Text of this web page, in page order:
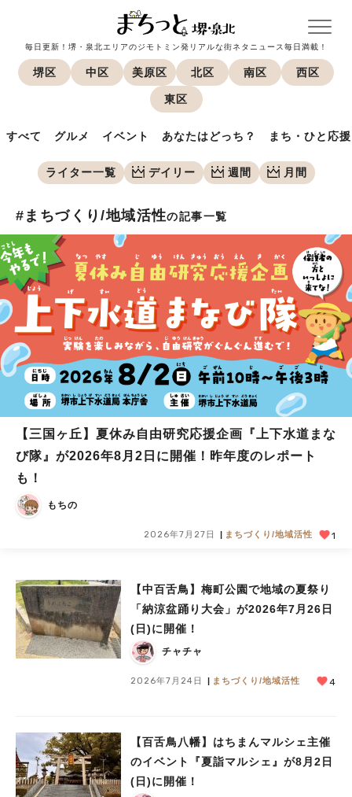
毎日更新！堺・泉北エリアのジモトミン発リアルな街ネタニュース毎日満載！
堺区 中区 美原区 北区 南区 西区
東区
すべて グルメ イベント あなたはどっち？ まち・ひと応援
ライター一覧 デイリー 週間 月間
#まちづくり/地域活性の記事一覧
【三国ヶ丘】夏休み自由研究応援企画『上下水道まな
び隊』が2026年8月2日に開催！昨年度のレポート
も！
もちの
2026年7月27日 まちづくり/地域活性 1
【中百舌鳥】梅町公園で地域の夏祭り
「納涼盆踊り大会」が2026年7月26日
(日)に開催！
チャチャ
2026年7月24日 まちづくり/地域活性 4
【百舌鳥八幡】はちまんマルシェ主催
のイベント『夏詣マルシェ』が8月2日
(日)に開催！